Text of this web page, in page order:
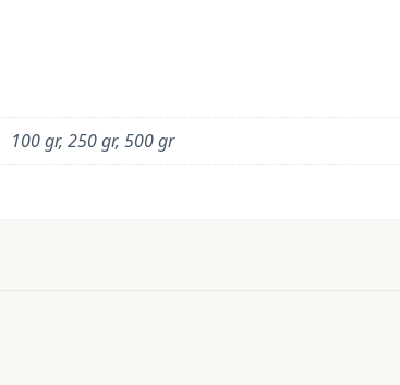
100 gr, 250 gr, 500 gr